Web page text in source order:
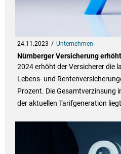
24.11.2023 Unternehmen
Nürnberger Versicherung
2024 erhöht der Versicherer die
Lebens- und
Prozent. Die Gesamtverzinsung
der aktuellen Tarifgeneration